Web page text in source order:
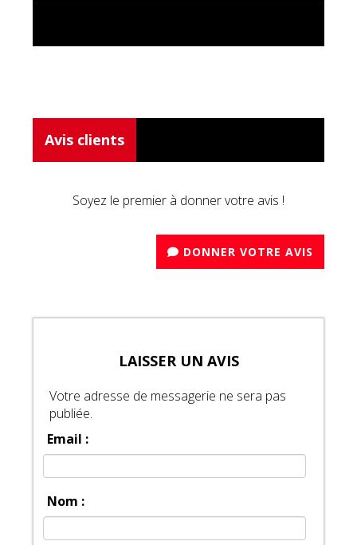
Avis clients
Soyez le premier à donner votre avis !
DONNER VOTRE AVIS
LAISSER UN AVIS
Votre adresse de messagerie ne sera pas
publiée.
Email :
Nom :